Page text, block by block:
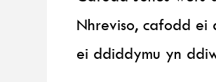
Nhreviso, cafodd ei
ei ddiddymu yn